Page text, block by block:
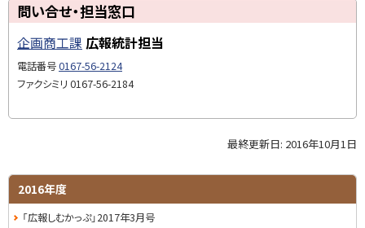
ッ
プ
に
戻
問い合せ・担当窓口
企画商工課 広報統計担当
電話番号0167-56-2124
ファクシミリ 0167-56-2184
プ
に
戻
最終更新日: 2016年10月1日
サ
イ
2016年度
「広報しむかっぷ」2017年3月号